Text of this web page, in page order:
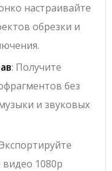
настраивайте
обрезки и
: Получите
без
и звуковых
1080p